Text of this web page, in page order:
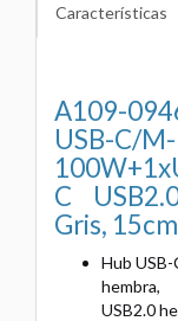
Características
A109-
USB-
C
Gris, 15cm
Hub USB-
hembra,
USB2.0